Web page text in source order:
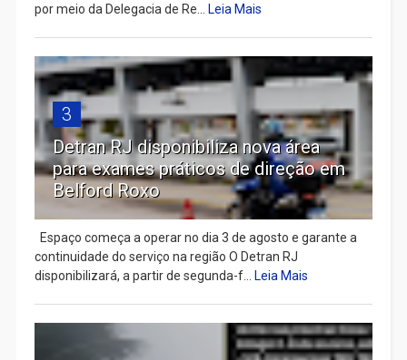
por meio da Delegacia de Re... Leia Mais
3
Detran RJ disponibiliza nova área
para exames práticos de direção em
Belford Roxo
Espaço começa a operar no dia 3 de agosto e garante a
continuidade do serviço na região O Detran RJ
disponibilizará, a partir de segunda-f... Leia Mais